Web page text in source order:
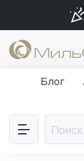
Блог